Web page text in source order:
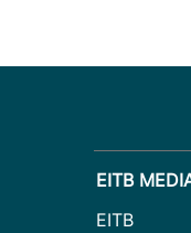
EITB
EITB